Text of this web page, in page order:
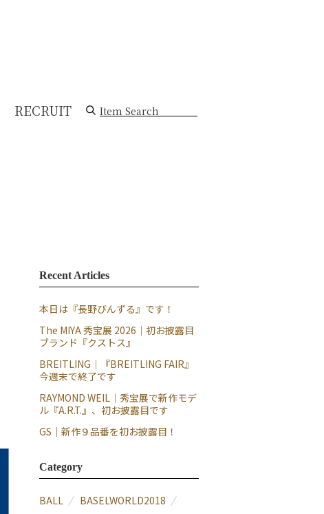
RECRUIT Item Search
Recent Articles
本日は『長野びんずる』です！
The MIYA 秀宝展 2026｜初お披露目
ブランド『クストス』
BREITLING｜『BREITLING FAIR』
今週末で終了です
RAYMOND WEIL｜秀宝展で新作モデ
ル『A.R.T.』、初お披露目です
GS｜新作９品番を初お披露目！
Category
BALL
BASELWORLD2018